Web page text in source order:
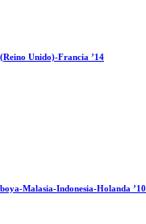
Unido)-Francia ’14
Malasia-Indonesia-Holanda ’10